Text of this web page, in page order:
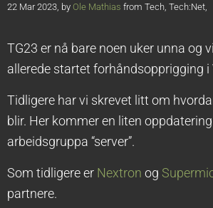
22 Mar 2023, by Ole Mathias from Tech, Tech:Net,
TG23 er nå bare noen uker unna og
allerede startet forhåndsopprigging i
Tidligere har vi skrevet litt om
blir. Her kommer en liten
arbeidsgruppa “server”.
Som tidligere er Nextron og
partnere.